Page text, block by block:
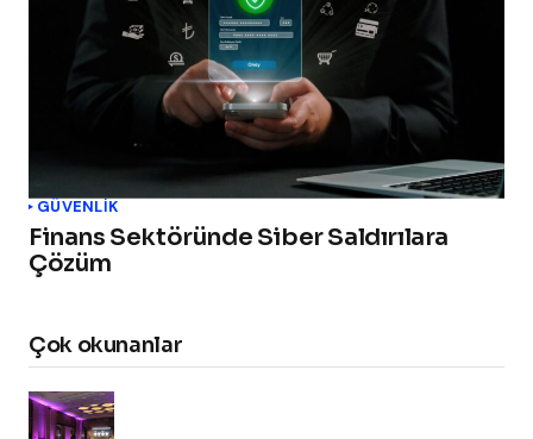
GÜVENLIK
Finans Sektöründe Siber Saldırılara
Çözüm
Çok okunanlar